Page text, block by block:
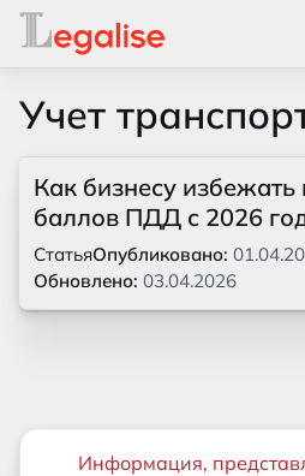
Учет
Как бизнесу
баллов ПДД с 2026
СтатьяОпубликовано:
Обновлено: 03.04.2026
Важная информация
Информация,